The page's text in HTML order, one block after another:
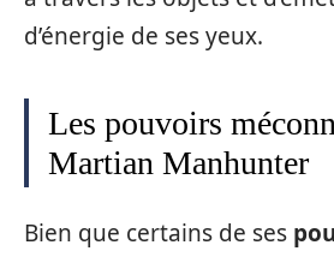
d’énergie de ses yeux.
Les pouvoirs
Martian Manhunter
Bien que certains de ses